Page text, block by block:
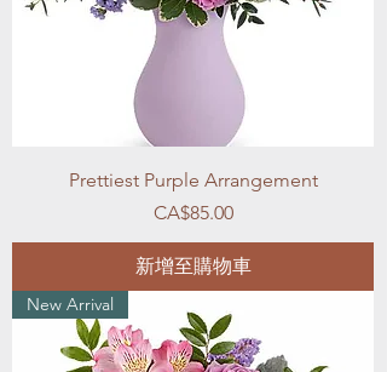
Prettiest Purple Arrangement
價格
CA$85.00
新增至購物車
New Arrival